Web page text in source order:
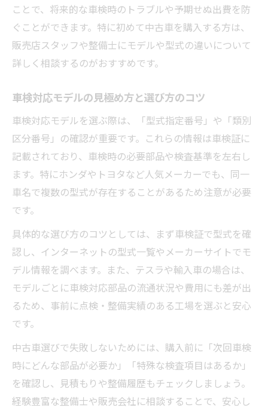
ことで、将来的な車検時のトラブルや予期せぬ出費を防
ぐことができます。特に初めて中古車を購入する方は、
販売店スタッフや整備士にモデルや型式の違いについて
詳しく相談するのがおすすめです。
車検対応モデルの見極め方と選び方のコツ
車検対応モデルを選ぶ際は、「型式指定番号」や「類別
区分番号」の確認が重要です。これらの情報は車検証に
記載されており、車検時の必要部品や検査基準を左右し
ます。特にホンダやトヨタなど人気メーカーでも、同一
車名で複数の型式が存在することがあるため注意が必要
です。
具体的な選び方のコツとしては、まず車検証で型式を確
認し、インターネットの型式一覧やメーカーサイトでモ
デル情報を調べます。また、テスラや輸入車の場合は、
モデルごとに車検対応部品の流通状況や費用にも差が出
るため、事前に点検・整備実績のある工場を選ぶと安心
です。
中古車選びで失敗しないためには、購入前に「次回車検
時にどんな部品が必要か」「特殊な検査項目はあるか」
を確認し、見積もりや整備履歴もチェックしましょう。
経験豊富な整備士や販売会社に相談することで、安心し